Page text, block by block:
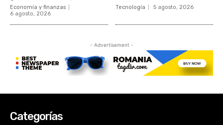
Categorías